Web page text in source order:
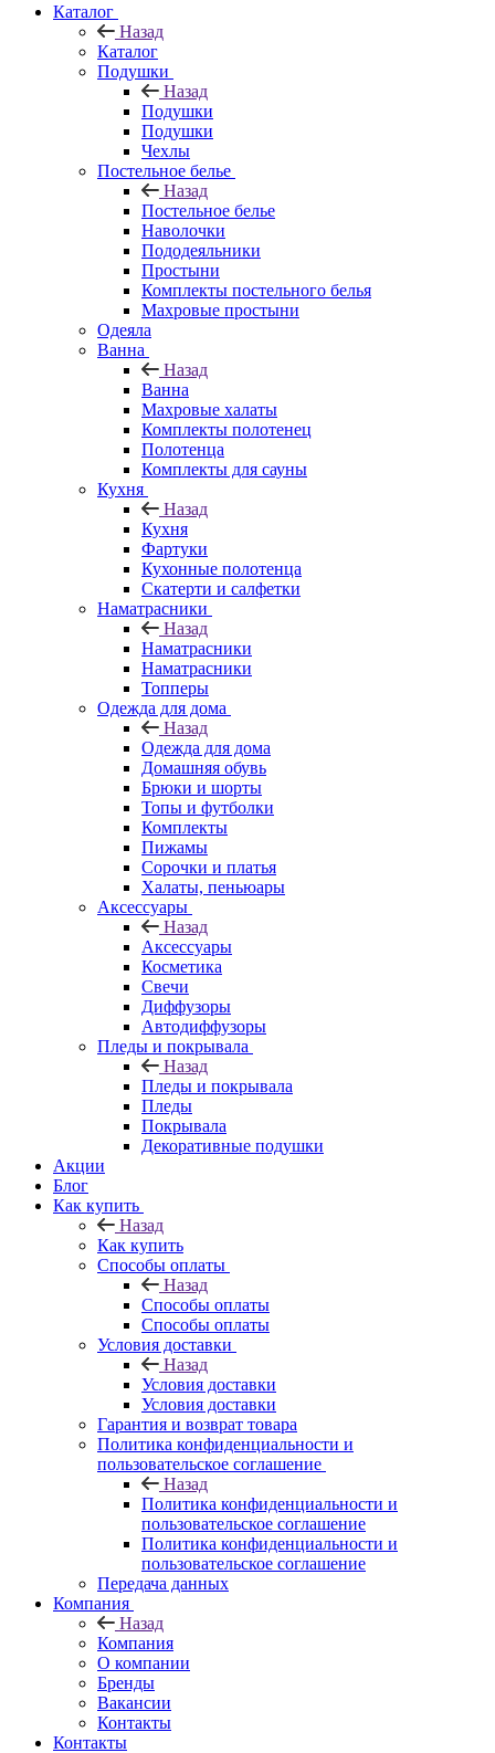
Каталог
Назад
Каталог
Подушки
Назад
Подушки
Подушки
Чехлы
Постельное белье
Назад
Постельное белье
Наволочки
Пододеяльники
Простыни
Комплекты постельного белья
Махровые простыни
Одеяла
Ванна
Назад
Ванна
Махровые халаты
Комплекты полотенец
Полотенца
Комплекты для сауны
Кухня
Назад
Кухня
Фартуки
Кухонные полотенца
Скатерти и салфетки
Наматрасники
Назад
Наматрасники
Наматрасники
Топперы
Одежда для дома
Назад
Одежда для дома
Домашняя обувь
Брюки и шорты
Топы и футболки
Комплекты
Пижамы
Сорочки и платья
Халаты, пеньюары
Аксессуары
Назад
Аксессуары
Косметика
Свечи
Диффузоры
Автодиффузоры
Пледы и покрывала
Назад
Пледы и покрывала
Пледы
Покрывала
Декоративные подушки
Акции
Блог
Как купить
Назад
Как купить
Способы оплаты
Назад
Способы оплаты
Способы оплаты
Условия доставки
Назад
Условия доставки
Условия доставки
Гарантия и возврат товара
Политика конфиденциальности и
пользовательское соглашение
Назад
Политика конфиденциальности и
пользовательское соглашение
Политика конфиденциальности и
пользовательское соглашение
Передача данных
Компания
Назад
Компания
О компании
Бренды
Вакансии
Контакты
Контакты